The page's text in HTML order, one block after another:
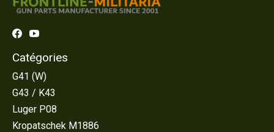
Catégories
G41 (W)
G43 / K43
Luger P08
Kropatschek M1886